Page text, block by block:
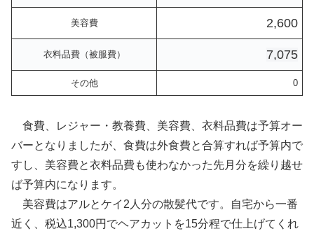
美容費 2,600
衣料品費（被服費） 7,075
その他 0
食費、レジャー・教養費、美容費、衣料品費は予算オー
バーとなりましたが、食費は外食費と合算すれば予算内で
すし、美容費と衣料品費も使わなかった先月分を繰り越せ
ば予算内になります。
美容費はアルとケイ2人分の散髪代です。自宅から一番
近く、税込1,300円でヘアカットを15分程で仕上げてくれ